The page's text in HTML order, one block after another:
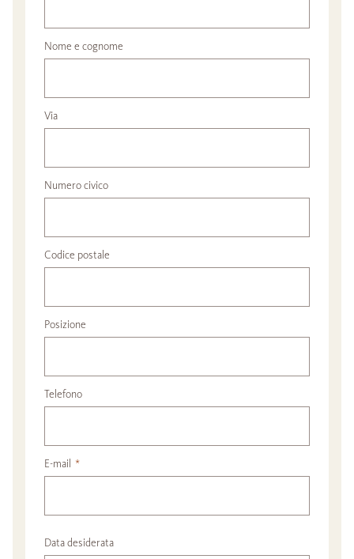
Nome e cognome
Via
Numero civico
Codice postale
Posizione
Telefono
E-mail *
Data desiderata